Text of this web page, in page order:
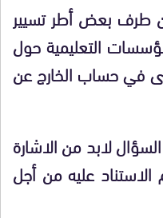
طرف بعض أطر تسيير
التعليمية حول
في حساب الخارج عن
لابد من الاشارة
الاستناد عليه من أجل